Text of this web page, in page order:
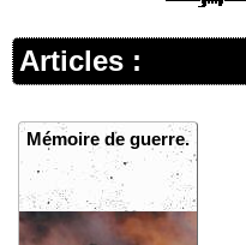
Articles :
Mémoire de guerre.